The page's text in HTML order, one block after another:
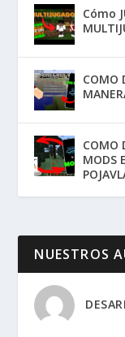
Cómo
COMO
COMO
MODS
NUESTROS